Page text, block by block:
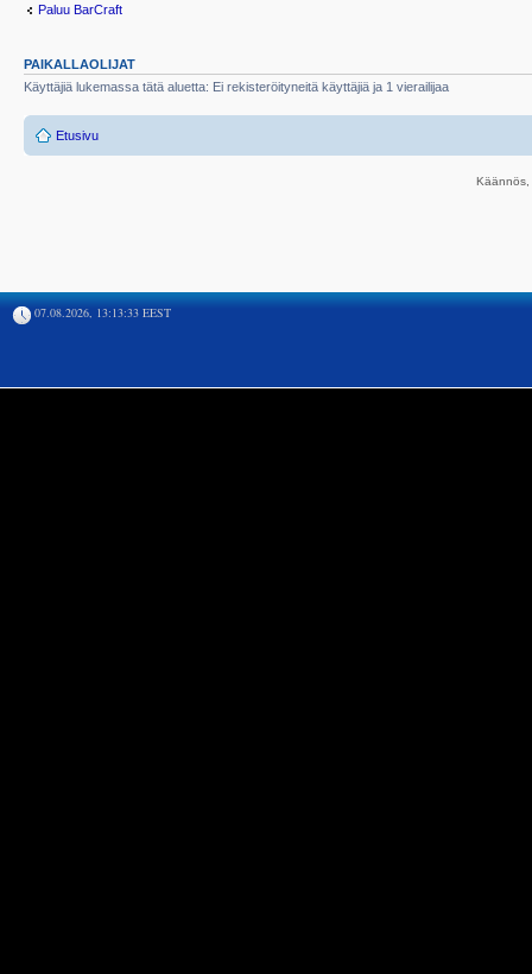
Paluu BarCraft
PAIKALLAOLIJAT
Käyttäjiä lukemassa tätä aluetta: Ei rekisteröityneitä käyttäjiä ja 1 vierailijaa
Etusivu
07.08.2026, 13:13:33 EEST